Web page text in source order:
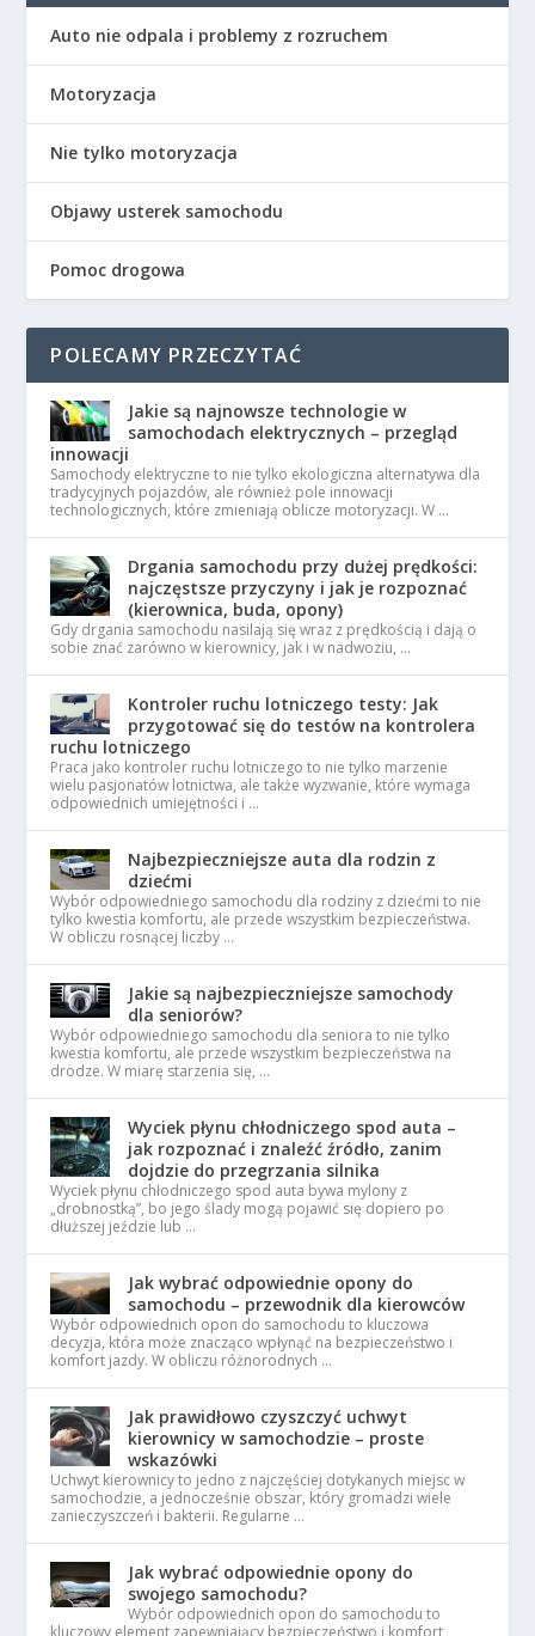
Auto nie odpala i problemy z rozruchem
Motoryzacja
Nie tylko motoryzacja
Objawy usterek samochodu
Pomoc drogowa
POLECAMY PRZECZYTAĆ
Jakie są najnowsze technologie w
samochodach elektrycznych – przegląd
innowacji
Samochody elektryczne to nie tylko ekologiczna alternatywa dla
tradycyjnych pojazdów, ale również pole innowacji
technologicznych, które zmieniają oblicze motoryzacji. W …
Drgania samochodu przy dużej prędkości:
najczęstsze przyczyny i jak je rozpoznać
(kierownica, buda, opony)
Gdy drgania samochodu nasilają się wraz z prędkością i dają o
sobie znać zarówno w kierownicy, jak i w nadwoziu, …
Kontroler ruchu lotniczego testy: Jak
przygotować się do testów na kontrolera
ruchu lotniczego
Praca jako kontroler ruchu lotniczego to nie tylko marzenie
wielu pasjonatów lotnictwa, ale także wyzwanie, które wymaga
odpowiednich umiejętności i …
Najbezpieczniejsze auta dla rodzin z
dziećmi
Wybór odpowiedniego samochodu dla rodziny z dziećmi to nie
tylko kwestia komfortu, ale przede wszystkim bezpieczeństwa.
W obliczu rosnącej liczby …
Jakie są najbezpieczniejsze samochody
dla seniorów?
Wybór odpowiedniego samochodu dla seniora to nie tylko
kwestia komfortu, ale przede wszystkim bezpieczeństwa na
drodze. W miarę starzenia się, …
Wyciek płynu chłodniczego spod auta –
jak rozpoznać i znaleźć źródło, zanim
dojdzie do przegrzania silnika
Wyciek płynu chłodniczego spod auta bywa mylony z
„drobnostką”, bo jego ślady mogą pojawić się dopiero po
dłuższej jeździe lub …
Jak wybrać odpowiednie opony do
samochodu – przewodnik dla kierowców
Wybór odpowiednich opon do samochodu to kluczowa
decyzja, która może znacząco wpłynąć na bezpieczeństwo i
komfort jazdy. W obliczu różnorodnych …
Jak prawidłowo czyszczyć uchwyt
kierownicy w samochodzie – proste
wskazówki
Uchwyt kierownicy to jedno z najczęściej dotykanych miejsc w
samochodzie, a jednocześnie obszar, który gromadzi wiele
zanieczyszczeń i bakterii. Regularne …
Jak wybrać odpowiednie opony do
swojego samochodu?
Wybór odpowiednich opon do samochodu to